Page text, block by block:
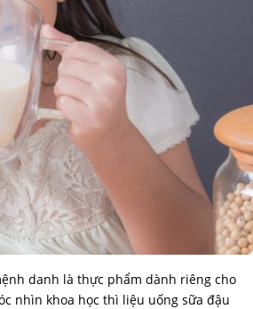
danh là thực phẩm dành riêng cho
nhìn khoa học thì liệu uống sữa đậu